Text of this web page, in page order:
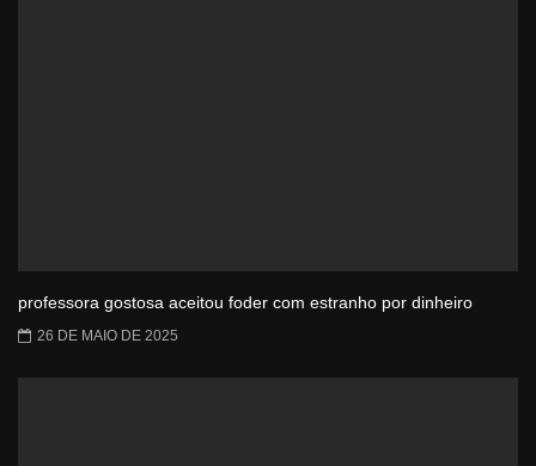
professora gostosa aceitou foder com estranho por dinheiro
26 DE MAIO DE 2025